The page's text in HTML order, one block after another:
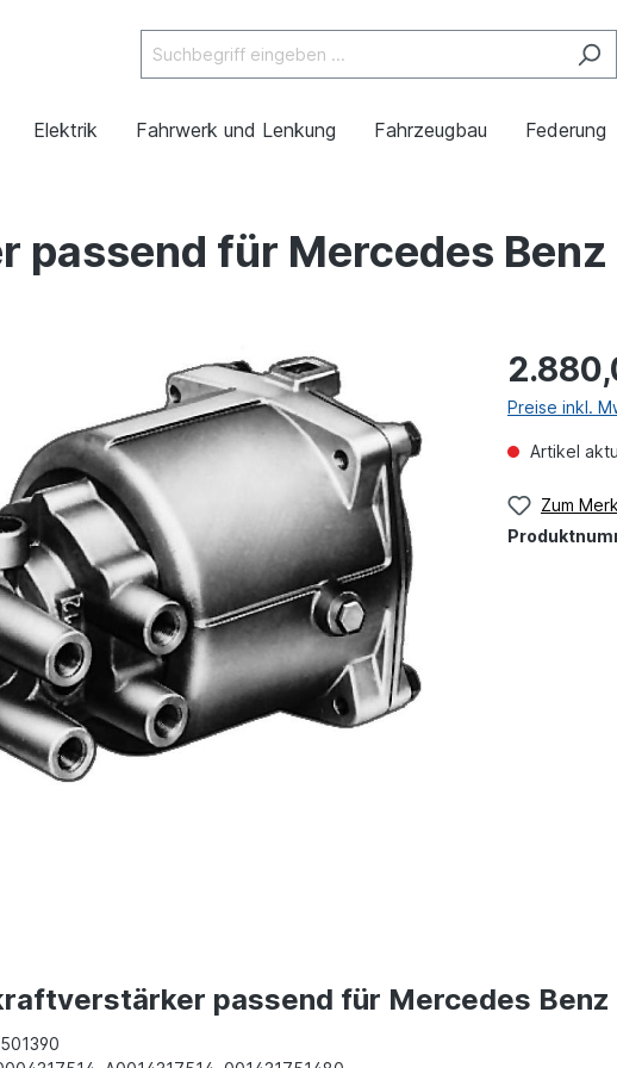
Elektrik Fahrwerk und Lenkung Fahrzeugbau Federung
passend für Mercedes Benz
Preise inkl.
Artikel
Zum
passend für Mercedes Benz